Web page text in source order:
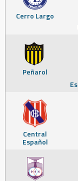
Cerro Largo
Peñarol
Central
Español